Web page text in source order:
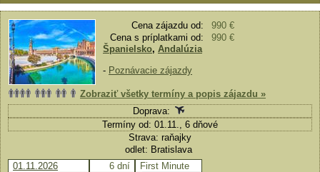
Cena zájazdu od:
990 €
Cena s príplatkami od:
990 €
Španielsko, Andalúzia
- Poznávacie zájazdy
Zobraziť všetky termíny a popis zájazdu »
Doprava:
Termíny od: 01.11., 6 dňové
Strava: raňajky
odlet: Bratislava
01.11.2026
6 dní
First Minute